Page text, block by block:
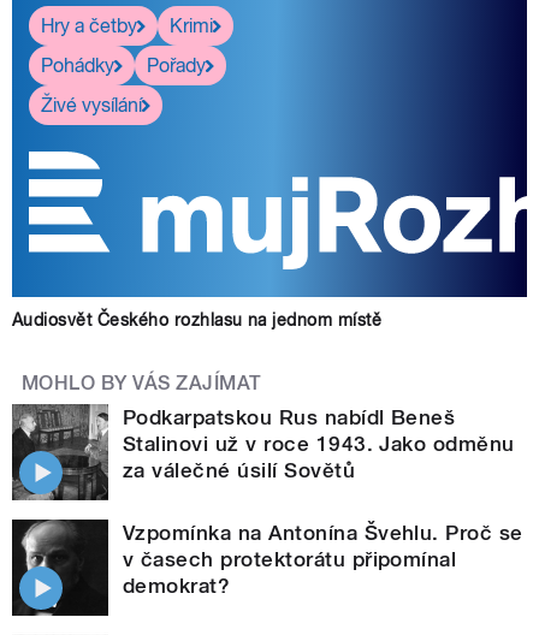
Hry a četby
Krimi
Pohádky
Pořady
Živé vysílání
Audiosvět Českého rozhlasu na jednom místě
MOHLO BY VÁS ZAJÍMAT
Podkarpatskou Rus nabídl Beneš
Stalinovi už v roce 1943. Jako odměnu
za válečné úsilí Sovětů
Vzpomínka na Antonína Švehlu. Proč se
v časech protektorátu připomínal
demokrat?